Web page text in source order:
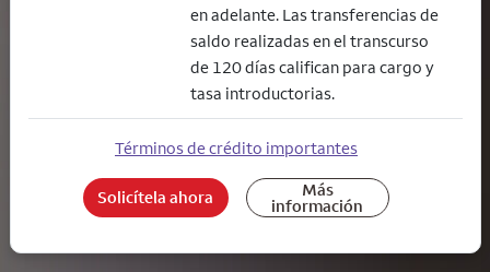
en adelante. Las transferencias de
saldo realizadas en el transcurso
de 120 días califican para cargo y
tasa introductorias.
Términos de crédito importantes
Solicítela ahora Más
información